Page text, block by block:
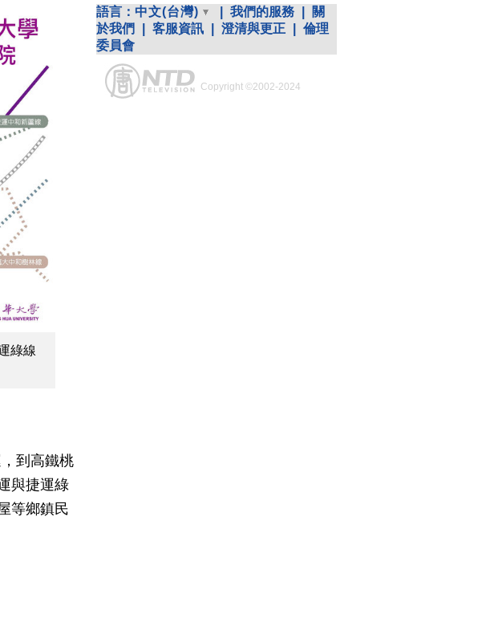
綠線
到高鐵桃
與捷運綠
等鄉鎮民
語言： 中文(台灣) 我們的服務
關
於我們
客服資訊 澄清與更正
倫理
委員會
Copyright ©2002-2024